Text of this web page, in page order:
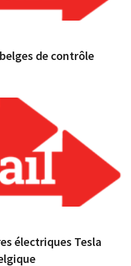
de contrôle
électriques Tesla